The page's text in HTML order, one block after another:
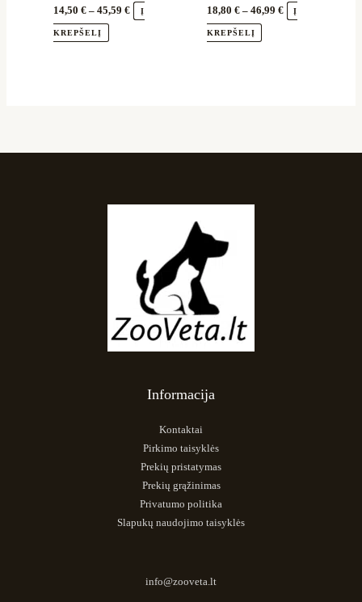
14,50€ – 45,59€ Į
KREPŠELĮ
page
18,80 € – 46,99 € Į
KREPŠELĮ
page
Informacija
Kontaktai
Pirkimo taisyklės
Prekių pristatymas
Prekių grąžinimas
Privatumo politika
Slapukų naudojimo taisyklės
info@zooveta.lt